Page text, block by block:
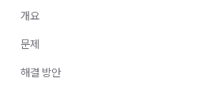
개요
문제
해결 방안